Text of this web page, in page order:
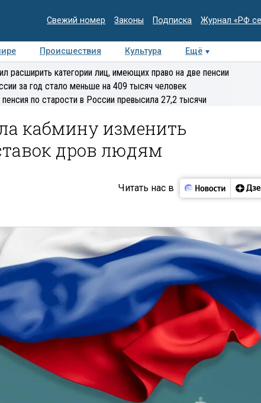
Свежий номер Законы Подписка Журнал «РФ
Происшествия Культура
Ещё
Медиацентр Интервью Колумнисты
расширить категории лиц, имеющих право на две пенсии
за год стало меньше на 409 тысяч человек
по старости в России превысила 27,2 тысячи
кабмину изменить
дров людям
Читать нас в